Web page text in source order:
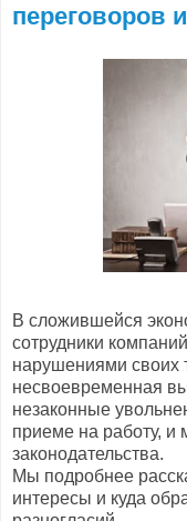
переговоров
В сложившейся
сотрудники
нарушениями своих
несвоевременная
незаконные
приеме на работу, и
законодательства.
Мы подробнее
интересы и куда